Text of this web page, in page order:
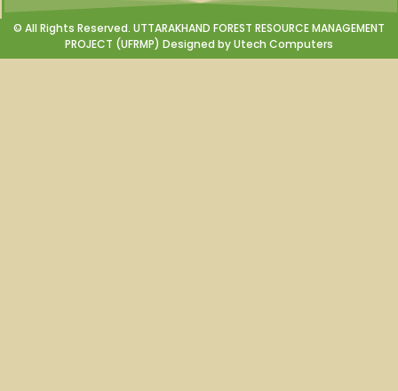
© All Rights Reserved. UTTARAKHAND FOREST RESOURCE MANAGEMENT
PROJECT (UFRMP) Designed by Utech Computers